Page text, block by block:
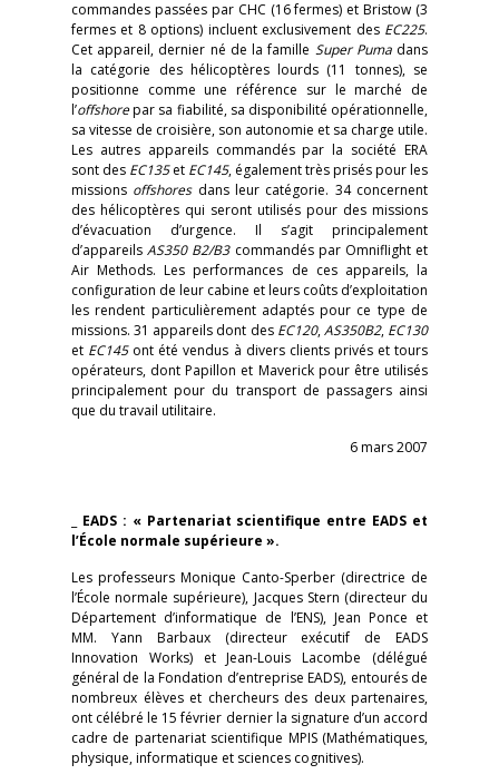
commandes passées par CHC (16 fermes) et Bristow (3
fermes et 8 options) incluent exclusivement des EC225.
Cet appareil, dernier né de la famille Super Puma dans
la catégorie des hélicoptères lourds (11 tonnes), se
positionne comme une référence sur le marché de
l’offshorepar sa fiabilité, sa disponibilité opérationnelle,
sa vitesse de croisière, son autonomie et sa charge utile.
Les autres appareils commandés par la société ERA
sont des EC135et EC145, également très prisés pour les
missions offshores dans leur catégorie. 34 concernent
des hélicoptères qui seront utilisés pour des missions
d’évacuation d’urgence. Il s’agit principalement
d’appareilsAS350 B2/B3 commandés par Omniflight et
Air Methods. Les performances de ces appareils, la
configuration de leur cabine et leurs coûts d’exploitation
les rendent particulièrement adaptés pour ce type de
missions. 31 appareils dont des EC120,AS350B2, EC130
et EC145 ont été vendus à divers clients privés et tours
opérateurs, dont Papillon et Maverick pour être utilisés
principalement pour du transport de passagers ainsi
que du travail utilitaire.
6 mars 2007
EADS : « Partenariat scientifique entre EADS et
l’École normale supérieure ».
Les professeurs Monique Canto-Sperber (directrice de
l’École normale supérieure), Jacques Stern (directeur du
Département d’informatique de l’ENS), Jean Ponce et
MM. Yann Barbaux (directeur exécutif de EADS
Innovation Works) et Jean-Louis Lacombe (délégué
général de la Fondation d’entreprise EADS), entourés de
nombreux élèves et chercheurs des deux partenaires,
ont célébré le 15 février dernier la signature d’un accord
cadre de partenariat scientifique MPIS (Mathématiques,
physique, informatique et sciences cognitives).